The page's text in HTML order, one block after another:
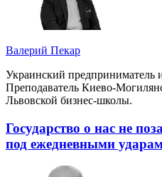
Валерий Пекар
Украинский предприниматель
Преподаватель Киево-
Львовской бизнес-школы.
Государство о нас не
под ежедневными